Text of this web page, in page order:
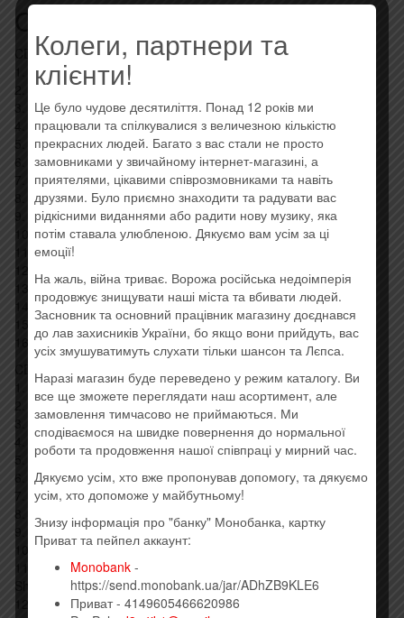
Описание
CD1
1. Blondie – Call Me –
2. Billy Idol – Rebel Yell –
3. Duran Duran – Rio –
4. Kim Wilde – Kids In America –
5. Roxy Music – Love Is The Drug –
6. Robert Palmer – Simply Irresistible –
7. Huey Lewis & The News – The Power Of Love –
8. Gary Moore – Out In The Fields –
9. Belinda Carlisle – Live Your Life Be Free –
10. Chesney Hawkes – The One And Only –
11. Chumbawamba – Tubthumping –
12. Dr. Feelgood – Milk And Alcohol –
13. Katrina & The Waves* – Walking On Sunshine –
14. Ike And Tina Turner* – Nutbush City Limits –
15. Canned Heat – On The Road Again –
16. Hawkwind – Silver Machine –
CD2
1. Roxette – Sleeping In My Car –
2. Simple Minds – Speed Your Love To Me –
3. The Motors – Dancing The Night Away –
4. Bryan Ferry – Let’s Stick Together –
5. Iggy Pop – The Passenger –
6. Deep Purple – Smoke On The Water –
7. Meat Loaf – Runnin’ For The Red Light (I Gotta Lie) –
8. Whitesnake – Here I Go Again –
9. Thunder (3) – Gimme Some Lovin’ –
10. Saxon – Wheels Of Steel –
11. Buzzcocks – Ever Fallen In Love (With Someone You
Shouldn’t’ve)? –
12. The Stranglers – Go Buddy Go –
Колеги, партнери та
клієнти!
Це було чудове десятиліття. Понад 12 років ми
працювали та спілкувалися з величезною кількістю
прекрасних людей. Багато з вас стали не просто
замовниками у звичайному інтернет-магазині, а
приятелями, цікавими співрозмовниками та навіть
друзями. Було приємно знаходити та радувати вас
рідкісними виданнями або радити нову музику, яка
потім ставала улюбленою. Дякуємо вам усім за ці
емоції!
На жаль, війна триває. Ворожа російська недоімперія
продовжує знищувати наші міста та вбивати людей.
Засновник та основний працівник магазину доєднався
до лав захисників України, бо якщо вони прийдуть, вас
усіх змушуватимуть слухати тільки шансон та Лєпса.
Наразі магазин буде переведено у режим каталогу. Ви
все ще зможете переглядати наш асортимент, але
замовлення тимчасово не приймаються. Ми
сподіваємося на швидке повернення до нормальної
роботи та продовження нашої співпраці у мирний час.
Дякуємо усім, хто вже пропонував допомогу, та дякуємо
усім, хто допоможе у майбутньому!
Знизу інформація про "банку" Монобанка, картку
Приват та пейпел аккаунт:
Monobank -
https://send.monobank.ua/jar/ADhZB9KLE6
Приват - 4149605466620986